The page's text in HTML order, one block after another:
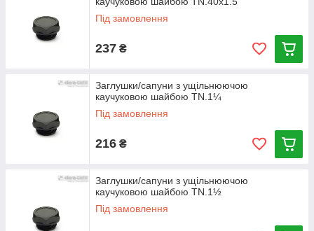
Під замовлення
237 ₴
Заглушки/сапуни з ущільнюючою
каучуковою шайбою TN.1¼
Під замовлення
216 ₴
Заглушки/сапуни з ущільнюючою
каучуковою шайбою TN.1½
Під замовлення